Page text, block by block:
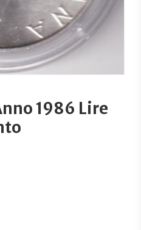
1986 Lire